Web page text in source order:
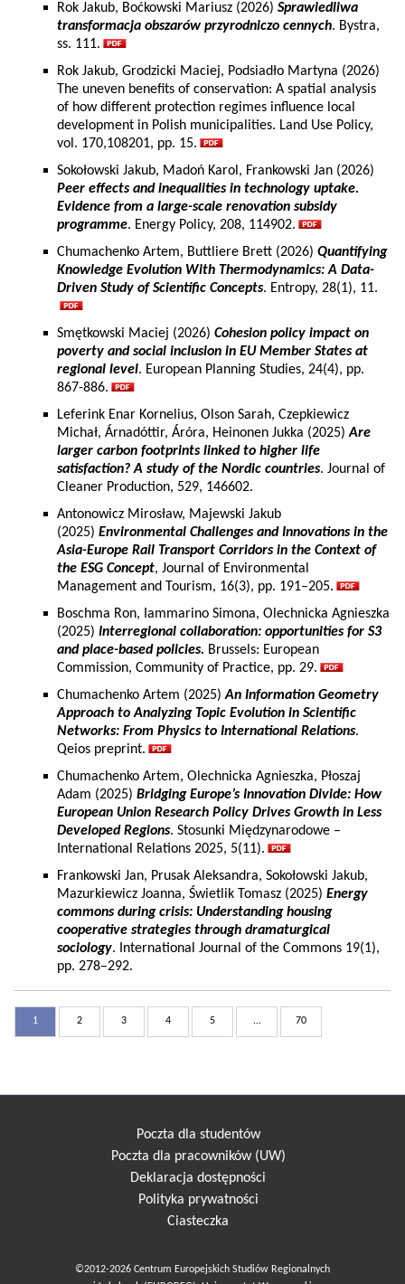
Rok Jakub, Boćkowski Mariusz (2026) Sprawiedliwa
transformacja obszarów przyrodniczo cennych. Bystra,
ss. 111.
Rok Jakub, Grodzicki Maciej, Podsiadło Martyna (2026)
The uneven benefits of conservation: A spatial analysis
of how different protection regimes influence local
development in Polish municipalities. Land Use Policy,
vol. 170,108201, pp. 15.
Sokołowski Jakub, Madoń Karol, Frankowski Jan (2026)
Peer effects and inequalities in technology uptake.
Evidence from a large-scale renovation subsidy
programme. Energy Policy, 208, 114902.
Chumachenko Artem, Buttliere Brett (2026) Quantifying
Knowledge Evolution With Thermodynamics: A Data-
Driven Study of Scientific Concepts. Entropy, 28(1), 11.
Smętkowski Maciej (2026) Cohesion policy impact on
poverty and social inclusion in EU Member States at
regional level. European Planning Studies, 24(4), pp.
867-886.
Leferink Enar Kornelius, Olson Sarah, Czepkiewicz
Michał, Árnadóttir, Áróra, Heinonen Jukka (2025)Are
larger carbon footprints linked to higher life
satisfaction? A study of the Nordic countries. Journal of
Cleaner Production, 529, 146602.
Antonowicz Mirosław, Majewski Jakub
(2025) Environmental Challenges and Innovations in the
Asia-Europe Rail Transport Corridors in the Context of
the ESG Concept, Journal of Environmental
Management and Tourism, 16(3), pp. 191–205.
Boschma Ron, Iammarino Simona, Olechnicka Agnieszka
(2025) Interregional collaboration: opportunities for S3
and place-based policies. Brussels: European
Commission, Community of Practice, pp. 29.
Chumachenko Artem (2025)An Information Geometry
Approach to Analyzing Topic Evolution in Scientific
Networks: From Physics to International Relations.
Qeios preprint.
Chumachenko Artem, Olechnicka Agnieszka, Płoszaj
Adam (2025) Bridging Europe’s Innovation Divide: How
European Union Research Policy Drives Growth in Less
Developed Regions. Stosunki Międzynarodowe –
International Relations 2025, 5(11).
Frankowski Jan, Prusak Aleksandra, Sokołowski Jakub,
Mazurkiewicz Joanna, Świetlik Tomasz (2025) Energy
commons during crisis: Understanding housing
cooperative strategies through dramaturgical
sociology. International Journal of the Commons 19(1),
pp. 278–292.
1 2 3 4 5 ... 70
Poczta dla studentów
Poczta dla pracowników (UW)
Deklaracja dostępności
Polityka prywatności
Ciasteczka
©2012-2026 Centrum Europejskich Studiów Regionalnych